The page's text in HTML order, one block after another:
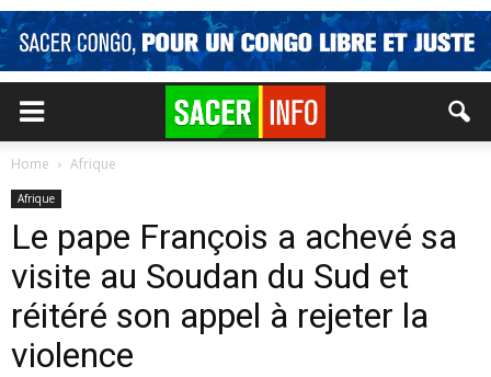
Home Afrique
Afrique
Le pape François a achevé sa
visite au Soudan du Sud et
réitéré son appel à rejeter la
violence